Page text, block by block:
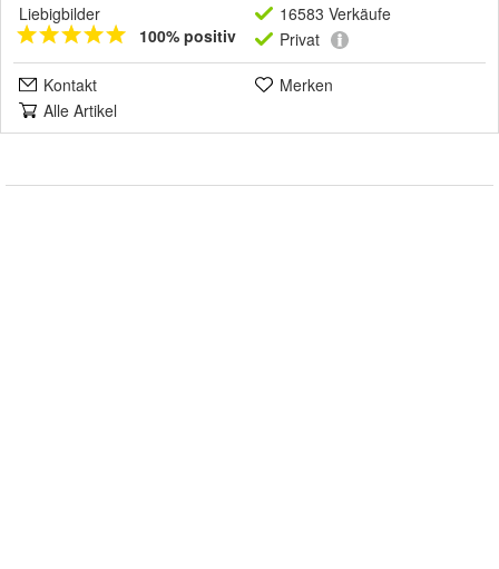
Liebigbilder
100% positiv
16583 Verkäufe
Privat
Kontakt
Merken
Alle Artikel